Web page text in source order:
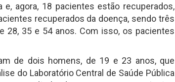
agora, 18 pacientes estão recuperados,
recuperados da doença, sendo três
28, 35 e 54 anos. Com isso, os pacientes
de dois homens, de 19 e 23 anos, que
do Laboratório Central de Saúde Pública